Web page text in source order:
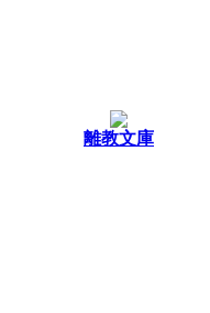
離教文庫